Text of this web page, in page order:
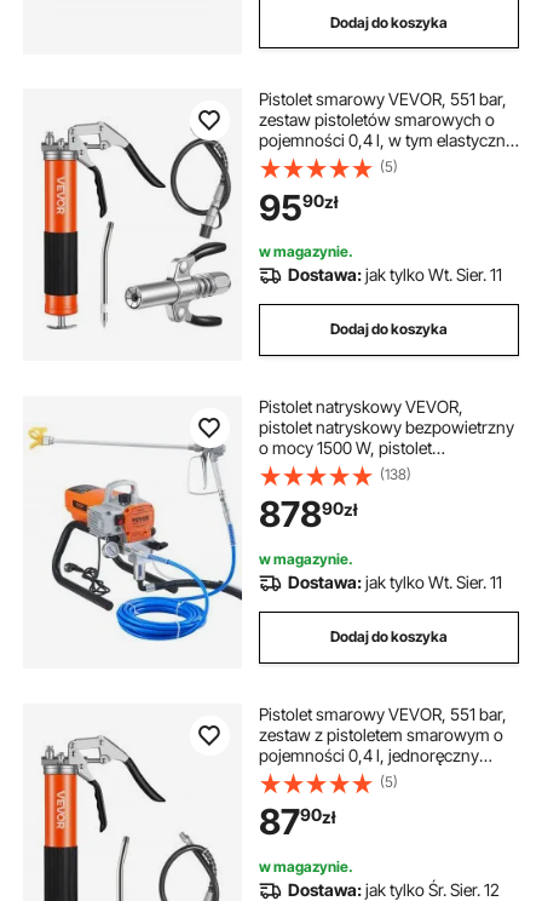
Dodaj do koszyka
Pistolet smarowy VEVOR, 551 bar,
zestaw pistoletów smarowych o
pojemności 0,4 l, w tym elastyczny
wąż o długości 45,7 cm,
dwuuchwytowe złącze smarowe,
sztywną rurę przedłużającą i ostrą
dyszę do zastosowań
motoryzacyjnych i morskich
(5)
9590zł
w magazynie.
Dostawa:jak tylko Wt. Sier. 11
Dodaj do koszyka
Pistolet natryskowy VEVOR,
pistolet natryskowy bezpowietrzny
o mocy 1500 W, pistolet
natryskowy z wężem, pistolety
natryskowe do użytku domowego
o ciśnieniu 3000 PSI do statków,
mostów, wież, masztów i innych
dużych, długoterminowych
konstrukcji metalowych w
przemyśle
(138)
87890zł
w magazynie.
Dostawa:jak tylko Wt. Sier. 11
Dodaj do koszyka
Pistolet smarowy VEVOR, 551 bar,
zestaw z pistoletem smarowym o
pojemności 0,4 l, jednoręczny
pistolet smarowy z elastycznym
wężem o długości 45,7 cm, 1 rurą
przedłużającą i 1 ostrą dyszą do
zastosowań motoryzacyjnych i
(5)
8790zł
w magazynie.
Dostawa:jak tylko Śr. Sier. 12